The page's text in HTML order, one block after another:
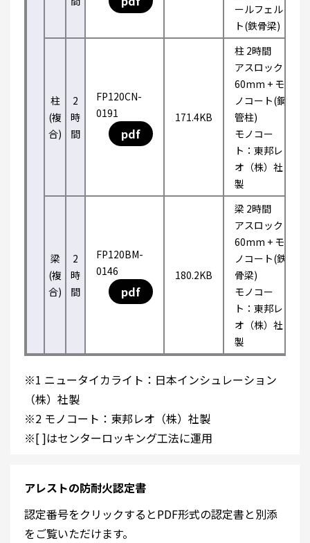
ールフェル
ト(鉄骨梁)
柱
(複
合)
2
時
間
FP120CN-
0191
pdf
171.4KB
柱 2時間
アスロック
60mm + モ
ノコート(鋼
管柱)
モノコー
ト：東邦レ
オ（株）社
製
梁
(複
合)
2
時
間
FP120BM-
0146
pdf
180.2KB
梁 2時間
アスロック
60mm + モ
ノコート(鉄
骨梁)
モノコー
ト：東邦レ
オ（株）社
製
※1 ニュータイカライト：日本インシュレーション
（株）社製
※2 モノコート：東邦レオ（株）社製
※[ ]はセンターロッキング工法に運用
アレストの防耐火認定書
認定番号をクリックするとPDF形式の認定書と別添
をご覧いただけます。